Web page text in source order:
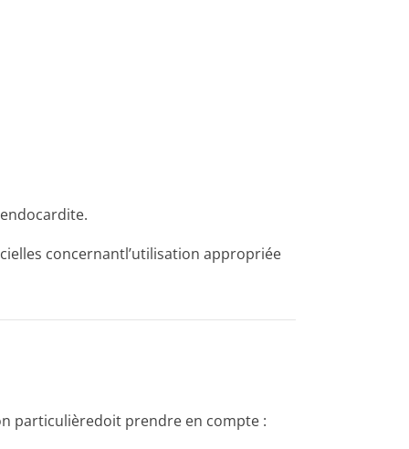
concernantl’u­tilisation appropriée
particulièredoit prendre en compte :